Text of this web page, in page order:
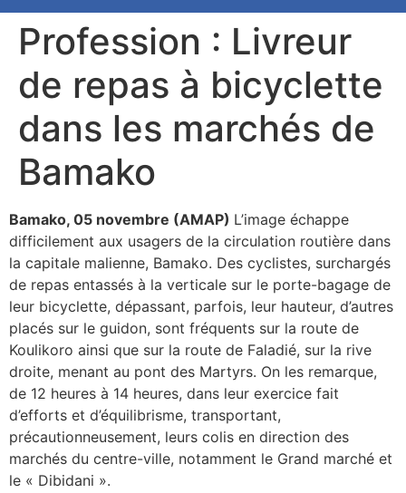
Profession : Livreur
de repas à bicyclette
dans les marchés de
Bamako
Bamako, 05 novembre (AMAP) L’image échappe
difficilement aux usagers de la circulation routière dans
la capitale malienne, Bamako. Des cyclistes, surchargés
de repas entassés à la verticale sur le porte-bagage de
leur bicyclette, dépassant, parfois, leur hauteur, d’autres
placés sur le guidon, sont fréquents sur la route de
Koulikoro ainsi que sur la route de Faladié, sur la rive
droite, menant au pont des Martyrs. On les remarque,
de 12 heures à 14 heures, dans leur exercice fait
d’efforts et d’équilibrisme, transportant,
précautionneusement, leurs colis en direction des
marchés du centre-ville, notamment le Grand marché et
le « Dibidani ».